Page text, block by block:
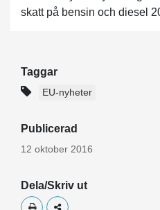
skatt på bensin och diesel
Taggar
EU-nyheter
Publicerad
12 oktober 2016
Dela/Skriv ut
Skriv utDela